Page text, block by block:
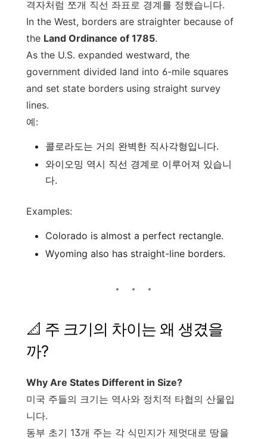
격자처럼 쪼개 직선 좌표로 경계를 정했습니다.
In the West, borders are straighter because of
the Land Ordinance of 1785.
As the U.S. expanded westward, the
government divided land into 6-mile squares
and set state borders using straight survey
lines.
예:
콜로라도는 거의 완벽한 직사각형입니다.
와이오밍 역시 직선 경계로 이루어져 있습니
다.
Examples:
Colorado is almost a perfect rectangle.
Wyoming also has straight-line borders.
📐 주 크기의 차이는 왜 생겼을
까?
Why Are States Different in Size?
미국 주들의 크기는 역사와 정치적 타협의 산물입
니다.
동부 초기 13개 주는 각 식민지가 제멋대로 땅을